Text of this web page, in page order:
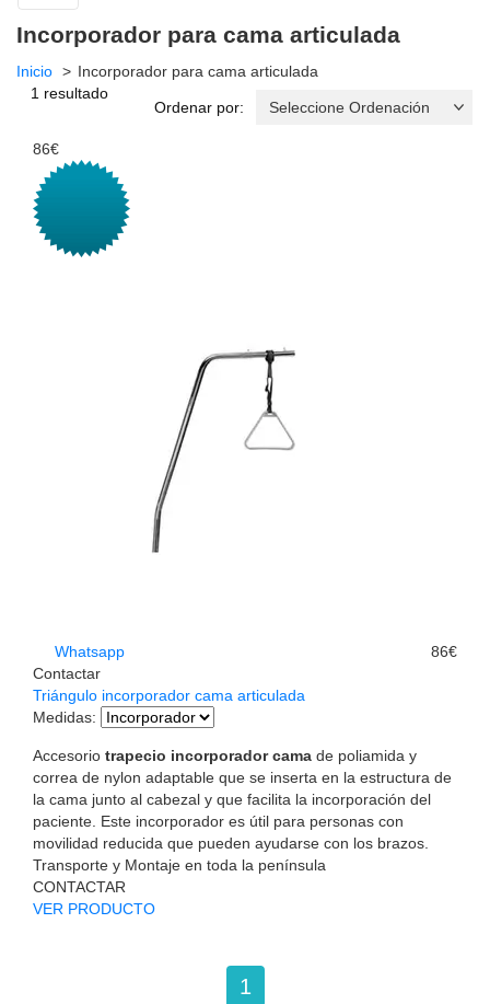
Incorporador para cama articulada
Inicio
Incorporador para cama articulada
1 resultado
Ordenar por:
86€
Whatsapp
Contactar
86€
Triángulo incorporador cama articulada
Medidas:
Accesorio trapecio incorporador cama de poliamida y
correa de nylon adaptable que se inserta en la estructura de
la cama junto al cabezal y que facilita la incorporación del
paciente. Este incorporador es útil para personas con
movilidad reducida que pueden ayudarse con los brazos.
Transporte y Montaje en toda la península
CONTACTAR
VER PRODUCTO
1